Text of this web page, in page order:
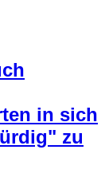
in sich
zu